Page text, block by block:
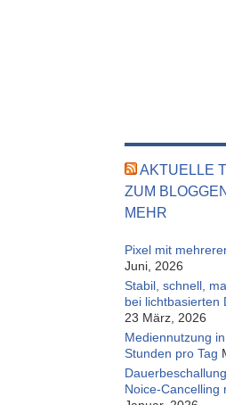
AKTUELLE
ZUM
MEHR
Pixel mit
Juni, 2026
Stabil, schnell,
bei lichtbasierten
23 März, 2026
Mediennutzung
Stunden pro Tag
Noice-Cancelling